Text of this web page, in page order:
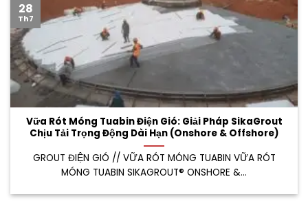
Vữa Rót Móng Tuabin Điện Gió: Giải Pháp SikaGrout
Chịu Tải Trọng Động Dài Hạn (Onshore & Offshore)
GROUT ĐIỆN GIÓ // VỮA RÓT MÓNG TUABIN VỮA RÓT
MÓNG TUABIN SIKAGROUT® ONSHORE &...
28
Th7